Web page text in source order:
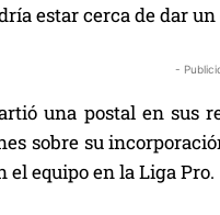
estar cerca de dar
-
una postal en
sobre su
equipo en la Liga Pro.